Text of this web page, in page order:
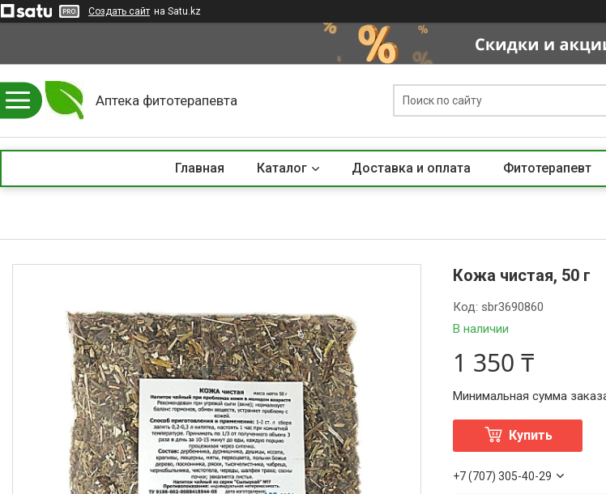
Создать сайт на Satu.kz
Аптека фитотерапевта
Главная Каталог Доставка и оплата Фитотерапевт
Кожа чистая, 50 г
В наличии
Код: sbr3690860
1 350 ₸
Минимальная сумма
Купить
+7 (707) 305-40-29